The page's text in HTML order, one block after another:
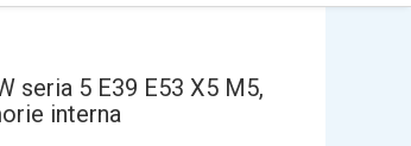
seria 5 E39 E53 X5 M5,
interna